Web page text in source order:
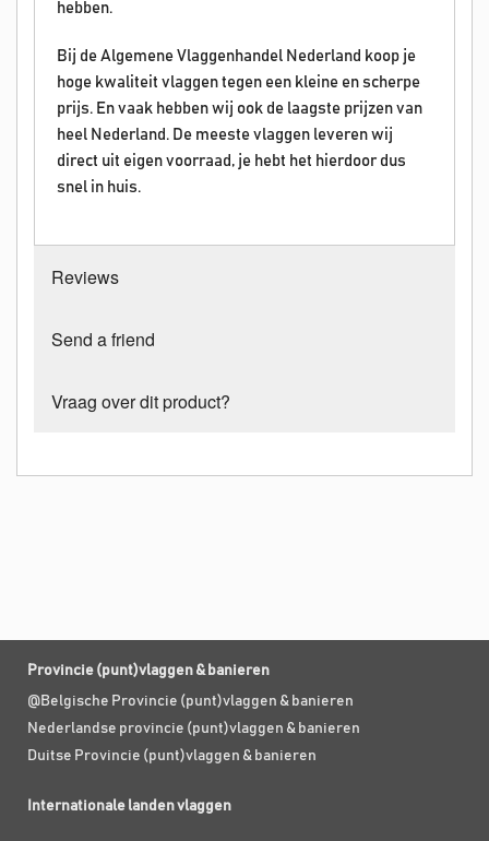
hebben.
Bij de Algemene Vlaggenhandel Nederland koop je
hoge kwaliteit vlaggen tegen een kleine en scherpe
prijs. En vaak hebben wij ook de laagste prijzen van
heel Nederland. De meeste vlaggen leveren wij
direct uit eigen voorraad, je hebt het hierdoor dus
snel in huis.
Reviews
Send a friend
Vraag over dit product?
Provincie (punt)vlaggen & banieren
@Belgische Provincie (punt)vlaggen & banieren
Nederlandse provincie (punt)vlaggen & banieren
Duitse Provincie (punt)vlaggen & banieren
Internationale landen vlaggen